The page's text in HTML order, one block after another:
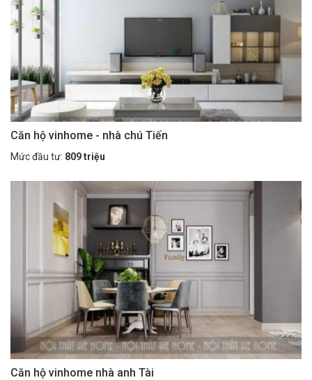
Căn hộ vinhome - nhà chú Tiến
Mức đầu tư: 809 triệu
Căn hộ vinhome nhà anh Tài